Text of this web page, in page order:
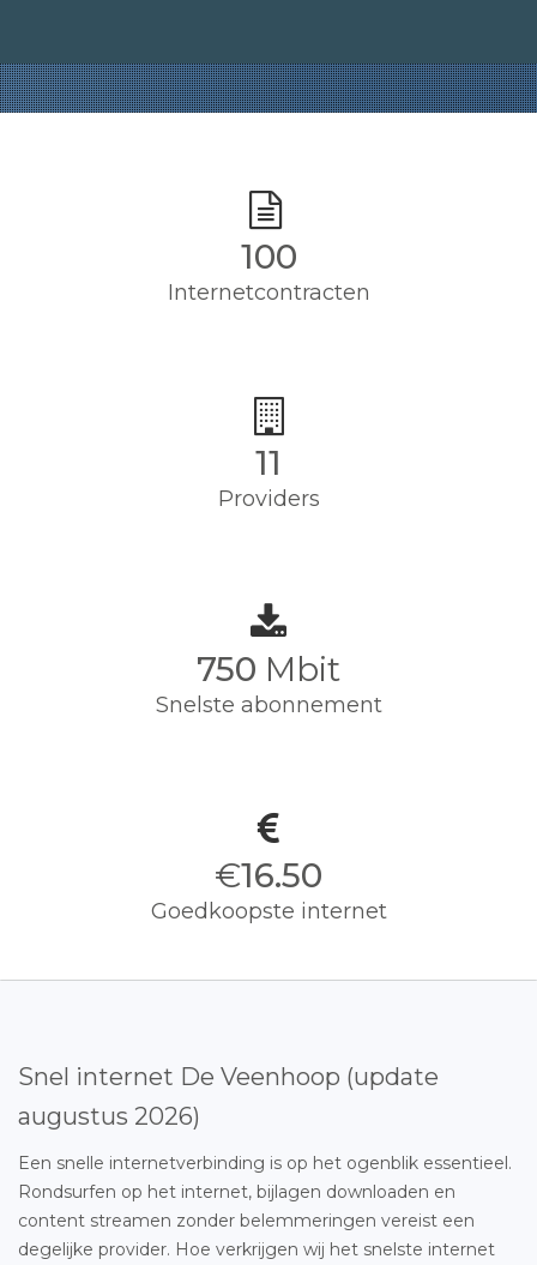
100
Internetcontracten
11
Providers
750 Mbit
Snelste abonnement
€16.50
Goedkoopste internet
Snel internet De Veenhoop (update
augustus 2026)
Een snelle internetverbinding is op het ogenblik essentieel.
Rondsurfen op het internet, bijlagen downloaden en
content streamen zonder belemmeringen vereist een
degelijke provider. Hoe verkrijgen wij het snelste internet